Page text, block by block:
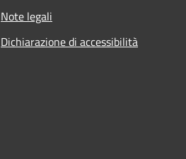
Note legali
Dichiarazione di accessibilità